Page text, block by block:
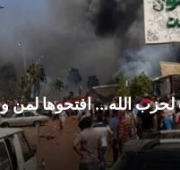
لحزب الله... افتحوها